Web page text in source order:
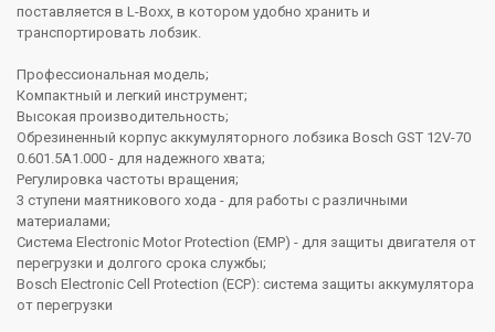
поставляется в L-Boxx, в котором удобно хранить и
транспортировать лобзик.
Профессиональная модель;
Компактный и легкий инструмент;
Высокая производительность;
Обрезиненный корпус аккумуляторного лобзика Bosch GST 12V-70
0.601.5A1.000 - для надежного хвата;
Регулировка частоты вращения;
3 ступени маятникового хода - для работы с различными
материалами;
Система Electronic Motor Protection (EMP) - для защиты двигателя от
перегрузки и долгого срока службы;
Bosch Electronic Cell Protection (ECP): система защиты аккумулятора
от перегрузки